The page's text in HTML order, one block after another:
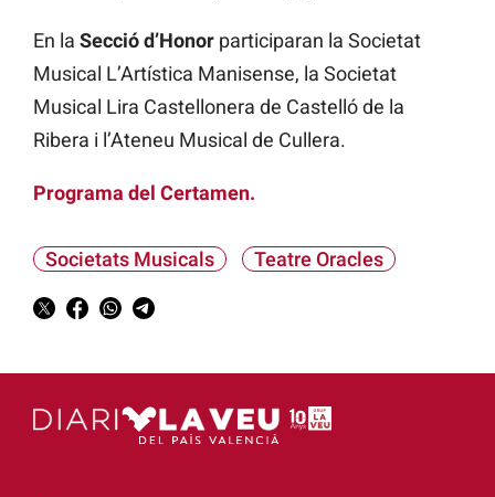
En la Secció d’Honor participaran la Societat
Musical L’Artística Manisense, la Societat
Musical Lira Castellonera de Castelló de la
Ribera i l’Ateneu Musical de Cullera.
Programa del Certamen.
Societats Musicals Teatre Oracles